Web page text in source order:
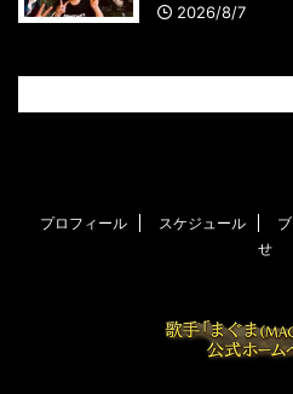
2026/8/7
プロフィール スケジュール
せ